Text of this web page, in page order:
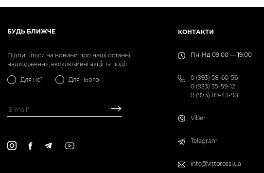
БУДЬ БЛИЖЧЕ
Підпишіться на новини про наші останні
надходження, ексклюзивні акції та події
Для неї Для нього
КОНТАКТИ
Пн-Нд 09:00 — 19:00
0 (993) 58-60-56
0 (933) 35-59-12
0 (973) 89-43-98
Viber
Telegram
info@vittorossi.ua